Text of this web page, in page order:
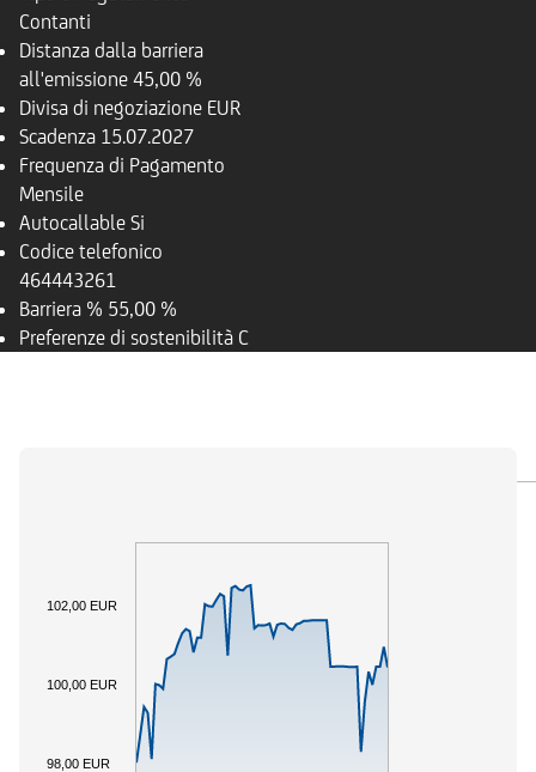
Contanti
Distanza dalla barriera
all'emissione 45,00 %
Divisa di negoziazione EUR
Scadenza 15.07.2027
Frequenza di Pagamento
Mensile
Autocallable Si
Codice telefonico
464443261
Barriera % 55,00 %
Preferenze di sostenibilità C
98,00 EUR
100,00 EUR
102,00 EUR